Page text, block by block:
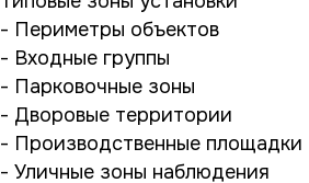
- Периметры объектов
- Входные группы
- Парковочные зоны
- Дворовые территории
- Производственные площадки
- Уличные зоны наблюдения